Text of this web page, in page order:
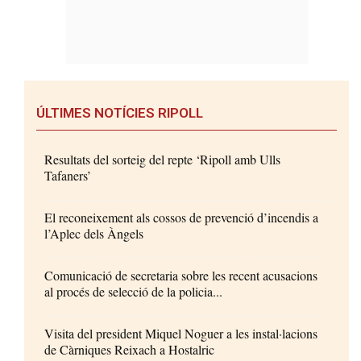
ÚLTIMES NOTÍCIES RIPOLL
Resultats del sorteig del repte ‘Ripoll amb Ulls
Tafaners’
El reconeixement als cossos de prevenció d’incendis a
l’Aplec dels Àngels
Comunicació de secretaria sobre les recent acusacions
al procés de selecció de la policia...
Visita del president Miquel Noguer a les instal·lacions
de Càrniques Reixach a Hostalric